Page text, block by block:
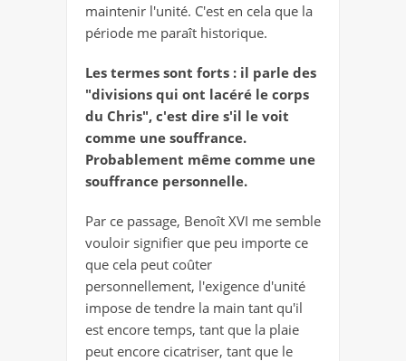
maintenir l'unité. C'est en cela que la
période me paraît historique.
Les termes sont forts : il parle des
"divisions qui ont lacéré le corps
du Chris", c'est dire s'il le voit
comme une souffrance.
Probablement même comme une
souffrance personnelle.
Par ce passage, Benoît XVI me semble
vouloir signifier que peu importe ce
que cela peut coûter
personnellement, l'exigence d'unité
impose de tendre la main tant qu'il
est encore temps, tant que la plaie
peut encore cicatriser, tant que le